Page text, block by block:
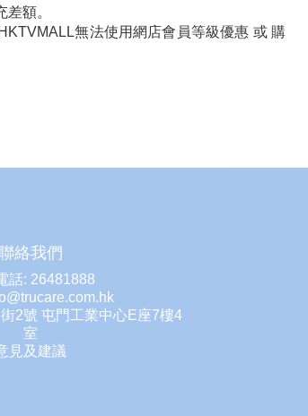
額。
無法使用網店會員等級優惠 或 購
絡我們
話: 26481888
2號 屯門工業中心E座7樓4
室
見及建議